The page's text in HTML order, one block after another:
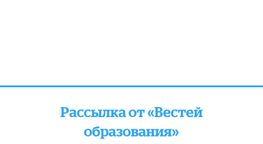
Рассылка от «Вестей
образования»